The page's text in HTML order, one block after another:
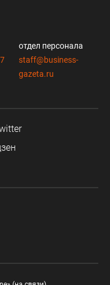
отдел персонала
staff@business-
gazeta.ru